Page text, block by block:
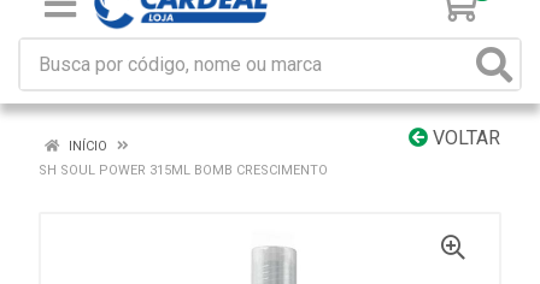
VOLTAR
INÍCIO
SH SOUL POWER 315ML BOMB CRESCIMENTO